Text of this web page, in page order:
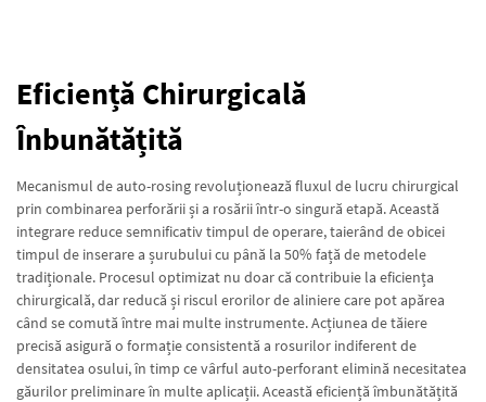
Eficiență Chirurgicală
Înbunătățită
Mecanismul de auto-rosing revoluționează fluxul de lucru chirurgical
prin combinarea perforării și a rosării într-o singură etapă. Această
integrare reduce semnificativ timpul de operare, taierând de obicei
timpul de inserare a șurubului cu până la 50% față de metodele
tradiționale. Procesul optimizat nu doar că contribuie la eficiența
chirurgicală, dar reducă și riscul erorilor de aliniere care pot apărea
când se comută între mai multe instrumente. Acțiunea de tăiere
precisă asigură o formație consistentă a rosurilor indiferent de
densitatea osului, în timp ce vârful auto-perforant elimină necesitatea
găurilor preliminare în multe aplicații. Această eficiență îmbunătățită